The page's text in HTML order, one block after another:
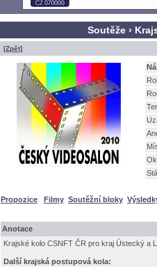
Soutěže ›
[Zpět]
Propozice Filmy Soutěžní bloky
Anotace
Krajské kolo CSNFT ČR pro kraj Ústecký a
Další krajská postupová kola: